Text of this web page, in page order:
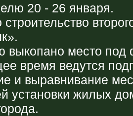
20 - 26 января.
выкопано место
время ведутся
и выравнивание
установки жилых